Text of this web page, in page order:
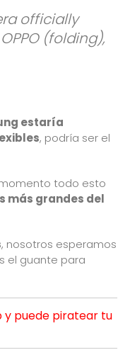
officially
(folding),
estaría
, podría ser el
momento todo esto
más grandes del
, nosotros esperamos
el guante para
y puede piratear tu